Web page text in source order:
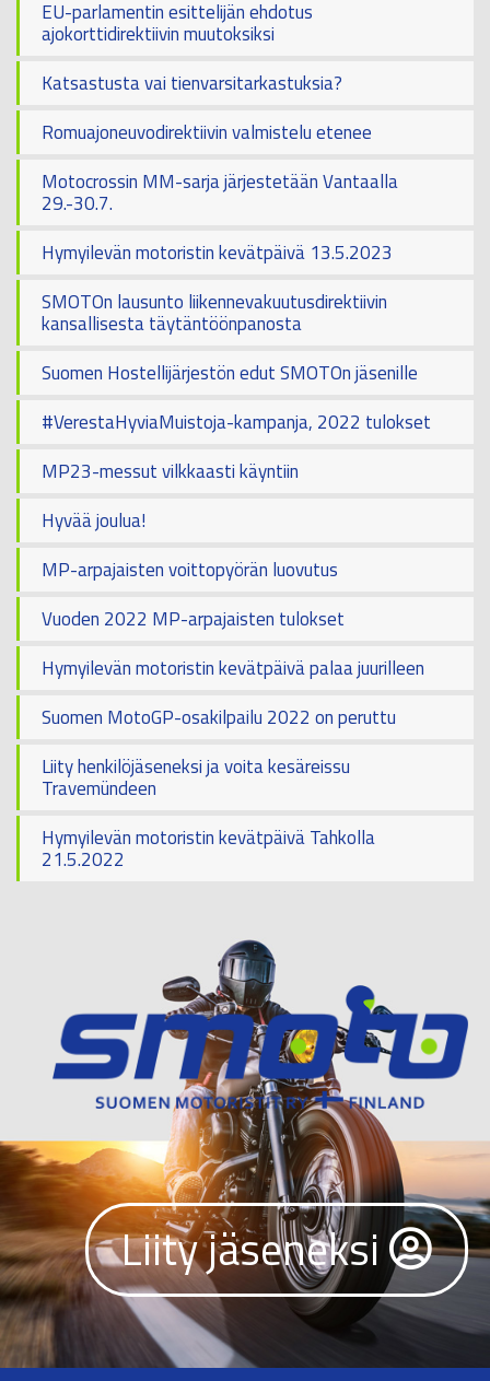
EU-parlamentin esittelijän ehdotus
ajokorttidirektiivin muutoksiksi
Katsastusta vai tienvarsitarkastuksia?
Romuajoneuvodirektiivin valmistelu etenee
Motocrossin MM-sarja järjestetään Vantaalla
29.-30.7.
Hymyilevän motoristin kevätpäivä 13.5.2023
SMOTOn lausunto liikennevakuutusdirektiivin
kansallisesta täytäntöönpanosta
Suomen Hostellijärjestön edut SMOTOn jäsenille
#VerestaHyviaMuistoja-kampanja, 2022 tulokset
MP23-messut vilkkaasti käyntiin
Hyvää joulua!
MP-arpajaisten voittopyörän luovutus
Vuoden 2022 MP-arpajaisten tulokset
Hymyilevän motoristin kevätpäivä palaa juurilleen
Suomen MotoGP-osakilpailu 2022 on peruttu
Liity henkilöjäseneksi ja voita kesäreissu
Travemündeen
Hymyilevän motoristin kevätpäivä Tahkolla
21.5.2022
Liity jäseneksi